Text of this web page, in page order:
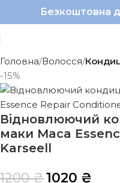
Безкоштовна
Головна Волосся
-15%
Відновлюючий
маки Maca
Karseell
1200₴1020 ₴